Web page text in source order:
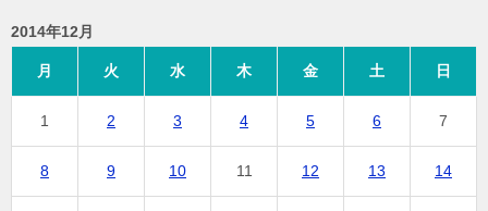
2014年12月
月 火 水 木 金 土 日
1 2 3 4 5 6 7
8 9 10 11 12 13 14